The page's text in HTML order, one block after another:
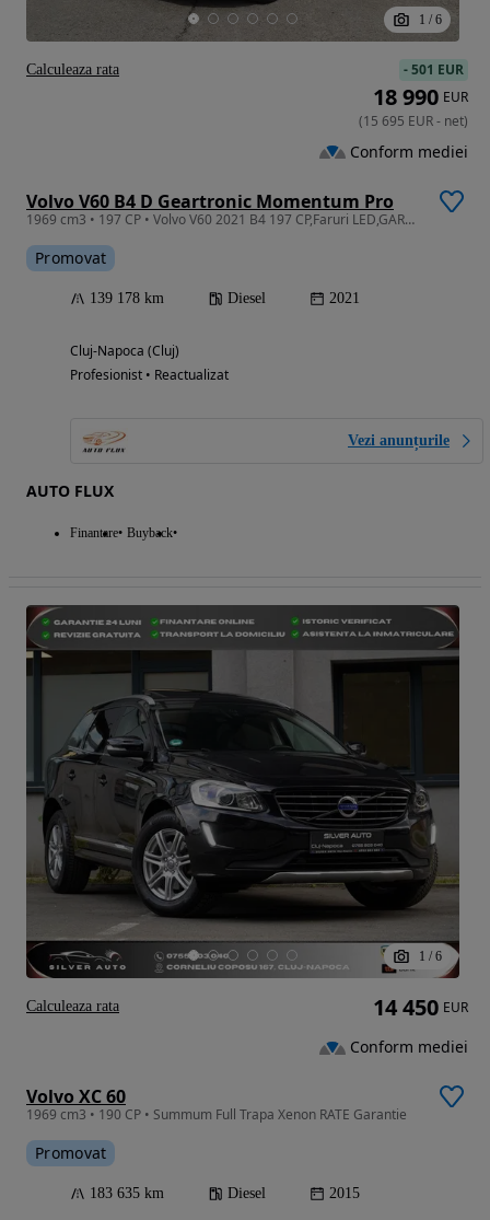
1 / 6
Volvo V60 B4 D Geartronic Momentum Pro
1969 cm3 • 197 CP • Volvo V60 2021 B4 197 CP,Faruri LED,GARANTIE 3 ANI,TVA Deductibil
Promovat
139 178 km Diesel 2021
Cluj-Napoca (Cluj)
Profesionist • Reactualizat
Vezi anunțurile
AUTO FLUX
Finantare Buyback
-501 EUR
18 990 EUR
(15 695 EUR- net)
Conform mediei
Calculeaza rata
1 / 6
Volvo XC 60
1969 cm3 • 190 CP • Summum Full Trapa Xenon RATE Garantie
Promovat
183 635 km Diesel 2015
14 450 EUR
Conform mediei
Calculeaza rata